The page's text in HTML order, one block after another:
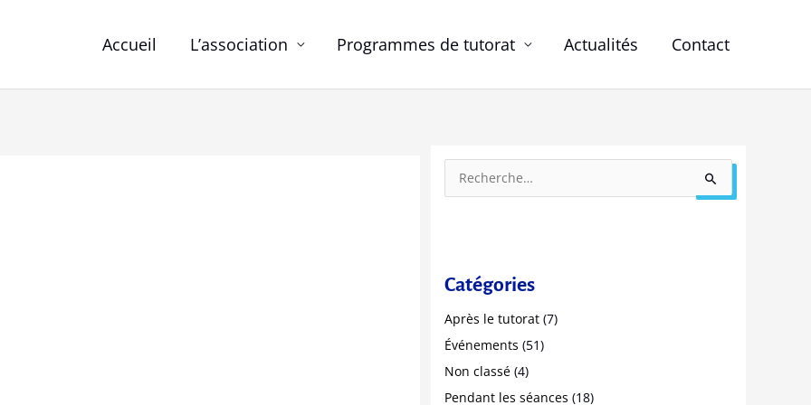
Accueil L’association Programmes de tutorat Actualités Contact
e
Catégories
Après le tutorat (7)
Événements (51)
Non classé (4)
Pendant les séances (18)
P
n
e